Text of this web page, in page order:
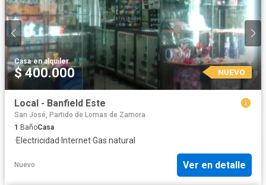
Casa·en alquiler
$ 400.000 NUEVO
Local - Banfield Este
San José, Partido de Lomas de Zamora
1 BañoCasa
·Electricidad· Internet·Gas natural
Nuevo Ver en detalle